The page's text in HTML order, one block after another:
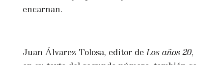
encarnan.
Juan Álvarez Tolosa, editor deLos años 20,